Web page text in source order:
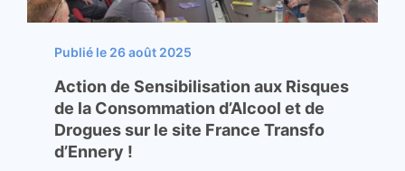
Publié le 26 août 2025
Action de Sensibilisation aux Risques
de la Consommation d’Alcool et de
Drogues sur le site France Transfo
d’Ennery !